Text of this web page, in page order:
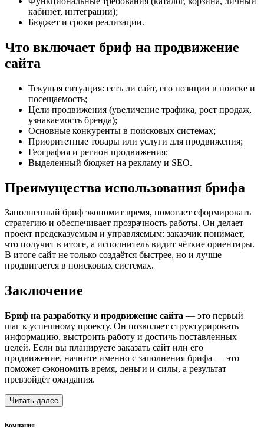
кабинет, интеграции);
Бюджет и сроки реализации.
Что включает бриф на продвижение
сайта
Текущая ситуация: есть ли сайт, его позиции в поиске и
посещаемость;
Цели продвижения (увеличение трафика, рост продаж,
узнаваемость бренда);
Основные конкуренты в поисковых системах;
Приоритетные товары или услуги для продвижения;
География и регион продвижения;
Выделенный бюджет на рекламу и SEO.
Преимущества использования брифа
Заполненный бриф экономит время, помогает сформировать
стратегию и обеспечивает прозрачность работы. Он делает
проект предсказуемым и управляемым: заказчик понимает,
что получит в итоге, а исполнитель видит чёткие ориентиры.
В итоге сайт не только создаётся быстрее, но и лучше
продвигается в поисковых системах.
Заключение
Бриф на разработку и продвижение сайта — это первый
шаг к успешному проекту. Он позволяет структурировать
информацию, выстроить работу и достичь поставленных
целей. Если вы планируете заказать сайт или его
продвижение, начните именно с заполнения брифа — это
поможет сэкономить время, деньги и силы, а результат
превзойдёт ожидания.
Читать далее
Компания